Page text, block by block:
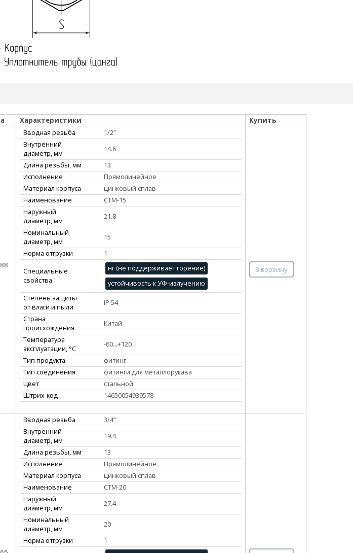
Характеристики Купить
Вводная резьба
1/2″
Внутренний
диаметр, мм
14.6
Длина резьбы, мм
13
Исполнение
Прямолинейное
Материал корпуса
цинковый сплав
Наименование
СТМ-15
Наружный
диаметр, мм
21.8
Номинальный
диаметр, мм
15
Норма отгрузки
1
Специальные
свойства
нг (не поддерживает горение)
устойчивость к УФ-излучению
Степень защиты
от влаги и пыли
IP 54
Страна
происхождения
Китай
Температура
эксплуатации, °С
-60...+120
Тип продукта
фитинг
Тип соединения
фитинги для металлорукава
Цвет
стальной
Штрих-код
14650054939578
В корзину
Вводная резьба
3/4″
Внутренний
диаметр, мм
19.4
Длина резьбы, мм
13
Исполнение
Прямолинейное
Материал корпуса
цинковый сплав
Наименование
СТМ-20
Наружный
диаметр, мм
27.4
Номинальный
диаметр, мм
20
Норма отгрузки
1